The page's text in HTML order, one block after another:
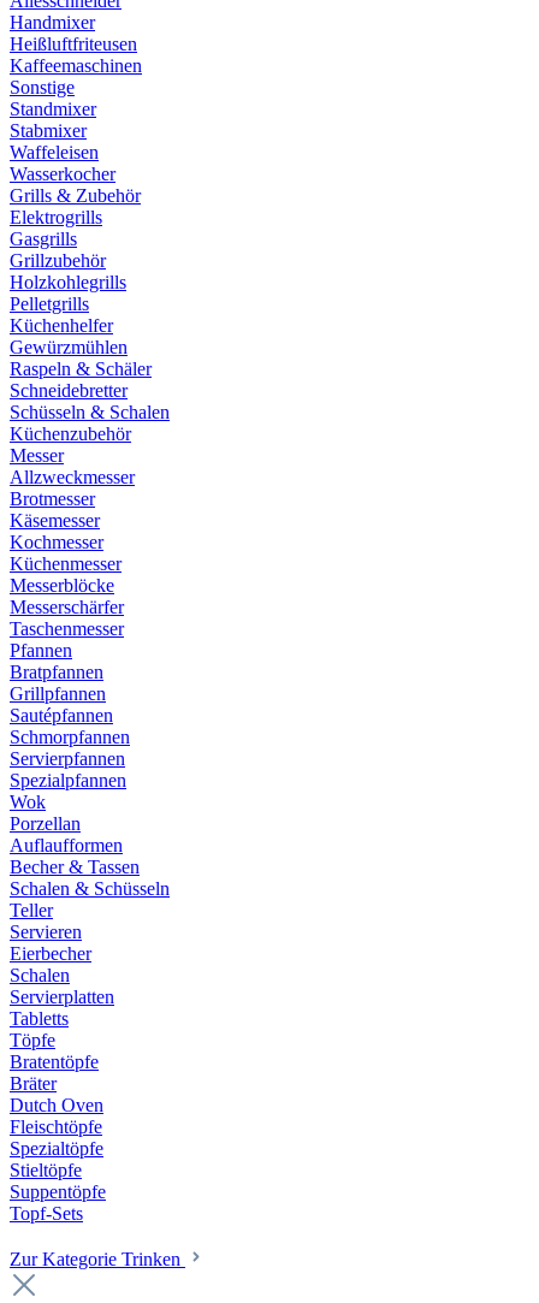
Handmixer
Heißluftfriteusen
Kaffeemaschinen
Sonstige
Standmixer
Stabmixer
Waffeleisen
Wasserkocher
Grills & Zubehör
Elektrogrills
Gasgrills
Grillzubehör
Holzkohlegrills
Pelletgrills
Küchenhelfer
Gewürzmühlen
Raspeln & Schäler
Schneidebretter
Schüsseln & Schalen
Küchenzubehör
Messer
Allzweckmesser
Brotmesser
Käsemesser
Kochmesser
Küchenmesser
Messerblöcke
Messerschärfer
Taschenmesser
Pfannen
Bratpfannen
Grillpfannen
Sautépfannen
Schmorpfannen
Servierpfannen
Spezialpfannen
Wok
Porzellan
Auflaufformen
Becher & Tassen
Schalen & Schüsseln
Teller
Servieren
Eierbecher
Schalen
Servierplatten
Tabletts
Töpfe
Bratentöpfe
Bräter
Dutch Oven
Fleischtöpfe
Spezialtöpfe
Stieltöpfe
Suppentöpfe
Topf-Sets
Zur Kategorie Trinken